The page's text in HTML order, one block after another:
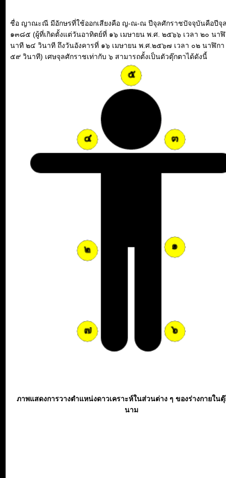
ชื่อ ญาณะณี มีอักษรที่ใช้ออกเสียงคือ ญ-ณ-ณ ปีจุลศักราชปัจจุบันคือปีจุ
๑๓๘๕ (ผู้ที่เกิดตั้งแต่วันอาทิตย์ที่ ๑๖ เมษายน พ.ศ. ๒๕๖๖ เวลา ๒๐ นา
นาที ๒๔ วินาที ถึงวันอังคารที่ ๑๖ เมษายน พ.ศ.๒๕๖๗ เวลา ๐๒ นาฬิก
๕๙ วินาที) เศษจุลศักราชเท่ากับ ๖ สามารถตั้งเป็นตัวตุ๊กตาได้ดังนี้
ภาพแสดงการวางตำแหน่งดาวเคราะห์ในส่วนต่าง ๆ ของร่างกายใน
นาม